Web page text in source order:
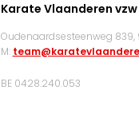
Karate Vlaanderen vzw
Oudenaardsesteenweg 839,
M:
BE 0428.240.053